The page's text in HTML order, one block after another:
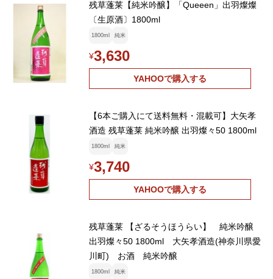
残草蓬莱【純米吟醸】「Queeen」出羽燦燦
〔生原酒〕1800ml
1800ml 純米
¥3,630
YAHOOで購入する
【6本ご購入にて送料無料・混載可】大矢孝
酒造 残草蓬莱 純米吟醸 出羽燦々50 1800ml
1800ml 純米
¥3,740
YAHOOで購入する
残草蓬莱 【ざるそうほうらい】 純米吟醸
出羽燦々50 1800ml 大矢孝酒造(神奈川県愛
川町) お酒 純米吟醸
1800ml 純米